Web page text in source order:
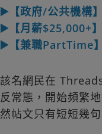
▶️【政府/公共機構
▶️【月薪$25,000+
▶️【兼職PartTime
該名網民在
反常態，開始頻繁
然帖文只有短短幾